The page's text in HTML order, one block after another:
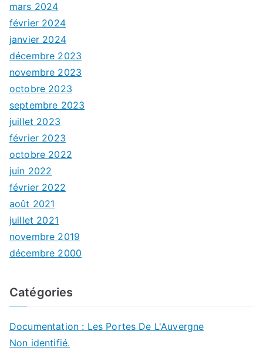
mars 2024
février 2024
janvier 2024
décembre 2023
novembre 2023
octobre 2023
septembre 2023
juillet 2023
février 2023
octobre 2022
juin 2022
février 2022
août 2021
juillet 2021
novembre 2019
décembre 2000
Catégories
Documentation : Les Portes De L'Auvergne
Non identifié.